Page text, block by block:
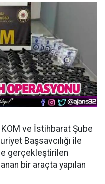
ve İstihbarat Şube
Başsavcılığı ile
gerçekleştirilen
bir araçta yapılan